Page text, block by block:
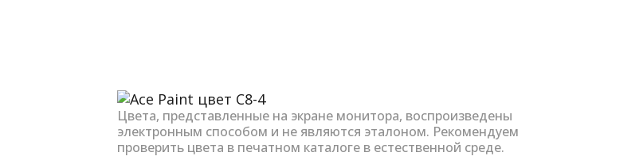
Цвета, представленные на экране монитора, воспроизведены
электронным способом и не являются эталоном. Рекомендуем
проверить цвета в печатном каталоге в естественной среде.